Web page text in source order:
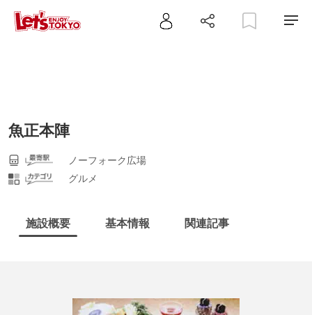
魚正本陣
ノーフォーク広場
グルメ
施設概要 基本情報 関連記事